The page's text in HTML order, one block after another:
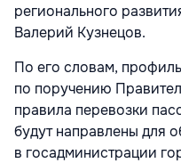
регионального
Валерий Кузнецов.
По его словам,
по поручению
правила перевозки
будут направлены для
в госадминистрации